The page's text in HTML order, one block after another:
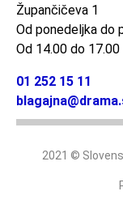
Župančičeva 1
Od ponedeljka do
Od 14.00 do 17.00
01 252 15 11
2021 ©